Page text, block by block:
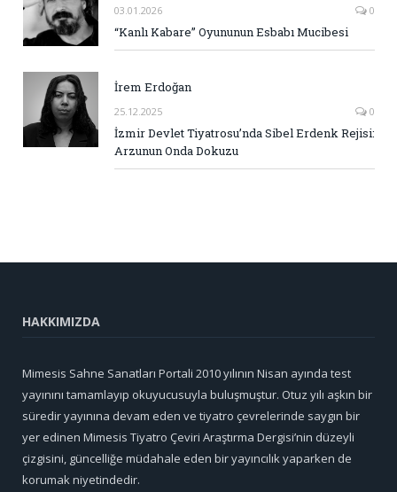
03.01.2026 0
“Kanlı Kabare” Oyununun Esbabı Mucibesi
İrem Erdoğan
25.12.2025 0
İzmir Devlet Tiyatrosu’nda Sibel Erdenk Rejisi:
Arzunun Onda Dokuzu
HAKKIMIZDA
Mimesis Sahne Sanatları Portali 2010 yılının Nisan ayında test
yayınını tamamlayıp okuyucusuyla buluşmuştur. Otuz yılı aşkın bir
süredir yayınına devam eden ve tiyatro çevrelerinde saygın bir
yer edinen Mimesis Tiyatro Çeviri Araştırma Dergisi’nin düzeyli
çizgisini, güncelliğe müdahale eden bir yayıncılık yaparken de
korumak niyetindedir.